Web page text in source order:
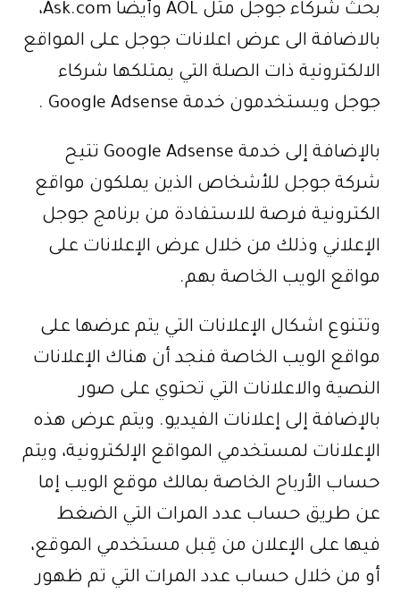
بحث شركاء جوجل مثل AOL وأيضا Ask.com،
بالاضافة الى عرض اعلانات جوجل على المواقع
الالكترونية ذات الصلة التي يمتلكها شركاء
جوجل ويستخدمون خدمة Google Adsense .
بالإضافة إلى خدمة Google Adsense تتيح
شركة جوجل للأشخاص الذين يملكون مواقع
الكترونية فرصة للاستفادة من برنامج جوجل
الإعلاني وذلك من خلال عرض الإعلانات على
مواقع الويب الخاصة بهم.
وتتنوع اشكال الإعلانات التي يتم عرضها على
مواقع الويب الخاصة فنجد أن هناك الإعلانات
النصية والاعلانات التي تحتوي على صور
بالإضافة إلى إعلانات الفيديو. ويتم عرض هذه
الإعلانات لمستخدمي المواقع الإلكترونية، ويتم
حساب الأرباح الخاصة بمالك موقع الويب إما
عن طريق حساب عدد المرات التي الضغط
فيها على الإعلان من قِبل مستخدمي الموقع،
أو من خلال حساب عدد المرات التي تم ظهور